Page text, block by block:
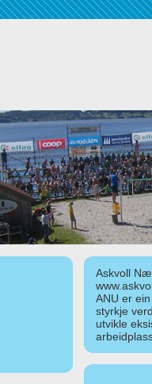
Askvoll
ANU er
styrkje
utvikle